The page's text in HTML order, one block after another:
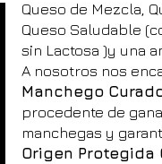
Queso de Mezcla,
Queso Saludable
sin Lactosa )y una
A nosotros nos
Manchego
procedente de
manchegas y
Origen Protegida